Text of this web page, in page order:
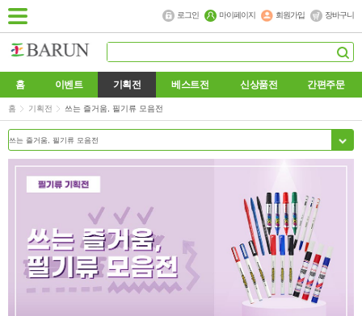
로그인 마이페이지 회원가입 장바구니
홈 이벤트 기획전 베스트전 신상품전 간편주문
홈 기획전 쓰는 즐거움, 필기류 모음전